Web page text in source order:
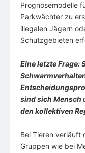
Prognosemodelle
Parkwächter zu
illegalen Jägern
Schutzgebieten
Eine letzte Frage:
sind sich Mensch
den kollektiven
Bei Tieren verläuft
Gruppen wie bei